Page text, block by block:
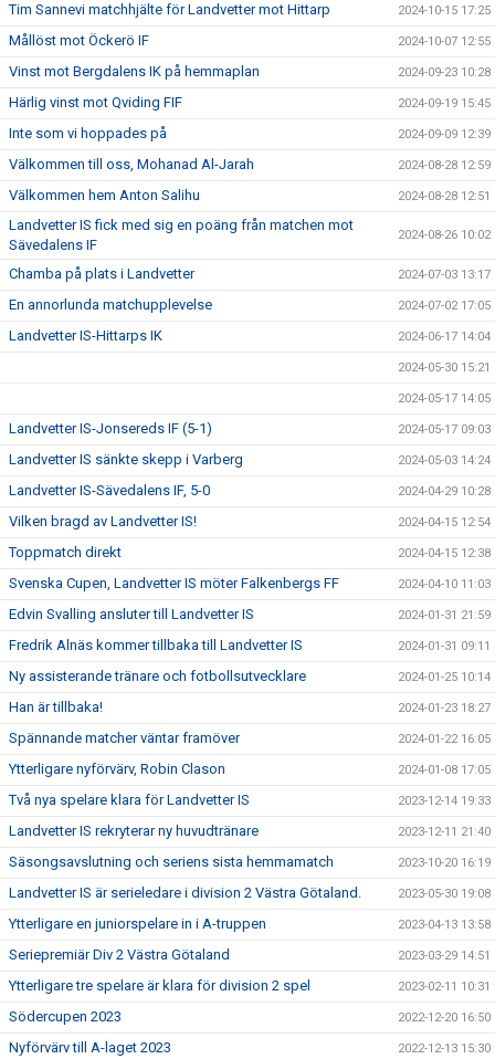
Tim Sannevi matchhjälte för Landvetter mot Hittarp 2024-10-15 17:25
Mållöst mot Öckerö IF 2024-10-07 12:55
Vinst mot Bergdalens IK på hemmaplan 2024-09-23 10:28
Härlig vinst mot Qviding FIF 2024-09-19 15:45
Inte som vi hoppades på 2024-09-09 12:39
Välkommen till oss, Mohanad Al-Jarah 2024-08-28 12:59
Välkommen hem Anton Salihu 2024-08-28 12:51
Landvetter IS fick med sig en poäng från matchen mot
Sävedalens IF
2024-08-26 10:02
Chamba på plats i Landvetter 2024-07-03 13:17
En annorlunda matchupplevelse 2024-07-02 17:05
Landvetter IS-Hittarps IK 2024-06-17 14:04
2024-05-30 15:21
2024-05-17 14:05
Landvetter IS-Jonsereds IF (5-1) 2024-05-17 09:03
Landvetter IS sänkte skepp i Varberg 2024-05-03 14:24
Landvetter IS-Sävedalens IF, 5-0 2024-04-29 10:28
Vilken bragd av Landvetter IS! 2024-04-15 12:54
Toppmatch direkt 2024-04-15 12:38
Svenska Cupen, Landvetter IS möter Falkenbergs FF 2024-04-10 11:03
Edvin Svalling ansluter till Landvetter IS 2024-01-31 21:59
Fredrik Alnäs kommer tillbaka till Landvetter IS 2024-01-31 09:11
Ny assisterande tränare och fotbollsutvecklare 2024-01-25 10:14
Han är tillbaka! 2024-01-23 18:27
Spännande matcher väntar framöver 2024-01-22 16:05
Ytterligare nyförvärv, Robin Clason 2024-01-08 17:05
Två nya spelare klara för Landvetter IS 2023-12-14 19:33
Landvetter IS rekryterar ny huvudtränare 2023-12-11 21:40
Säsongsavslutning och seriens sista hemmamatch 2023-10-20 16:19
Landvetter IS är serieledare i division 2 Västra Götaland. 2023-05-30 19:08
Ytterligare en juniorspelare in i A-truppen 2023-04-13 13:58
Seriepremiär Div 2 Västra Götaland 2023-03-29 14:51
Ytterligare tre spelare är klara för division 2 spel 2023-02-11 10:31
Södercupen 2023 2022-12-20 16:50
Nyförvärv till A-laget 2023 2022-12-13 15:30